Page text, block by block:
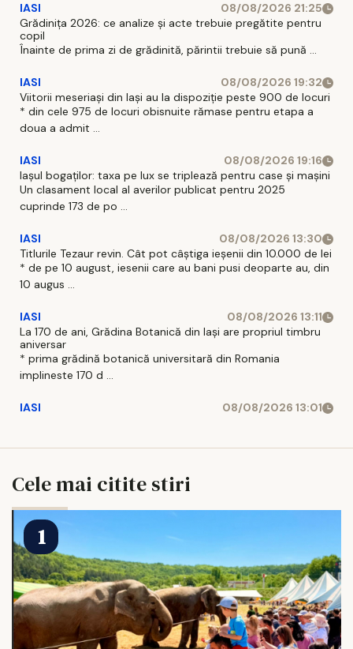
IASI
08/08/2026 21:25
Grădinița 2026: ce analize și acte trebuie pregătite pentru
copil
Înainte de prima zi de grădinită, părintii trebuie să pună ...
IASI
08/08/2026 19:32
Viitorii meseriași din Iași au la dispoziție peste 900 de locuri
* din cele 975 de locuri obisnuite rămase pentru etapa a
doua a admit ...
IASI
08/08/2026 19:16
Iașul bogaților: taxa pe lux se triplează pentru case și mașini
Un clasament local al averilor publicat pentru 2025
cuprinde 173 de po ...
IASI
08/08/2026 13:30
Titlurile Tezaur revin. Cât pot câștiga ieșenii din 10.000 de lei
* de pe 10 august, iesenii care au bani pusi deoparte au, din
10 augus ...
IASI
08/08/2026 13:11
La 170 de ani, Grădina Botanică din Iași are propriul timbru
aniversar
* prima grădină botanică universitară din Romania
implineste 170 d ...
IASI 08/08/2026 13:01
Cele mai citite stiri